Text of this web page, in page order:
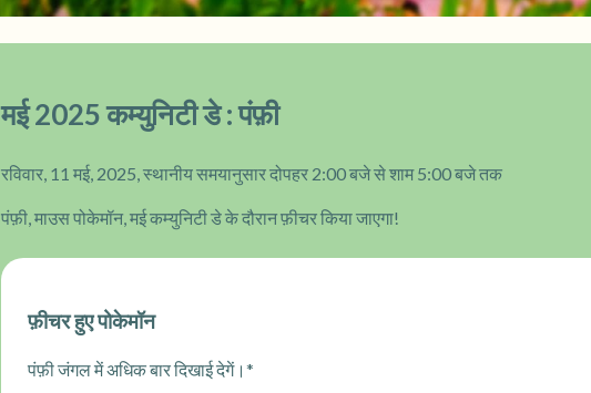
मई 2025 कम्युनिटी डे : पंफ़ी
रविवार, 11 मई, 2025, स्थानीय समयानुसार दोपहर 2:00 बजे से शाम 5:00 बजे तक
पंफ़ी, माउस पोकेमॉन, मई कम्युनिटी डे के दौरान फ़ीचर किया जाएगा!
फ़ीचर हुए पोकेमॉन
पंफ़ी जंगल में अधिक बार दिखाई देगें।*